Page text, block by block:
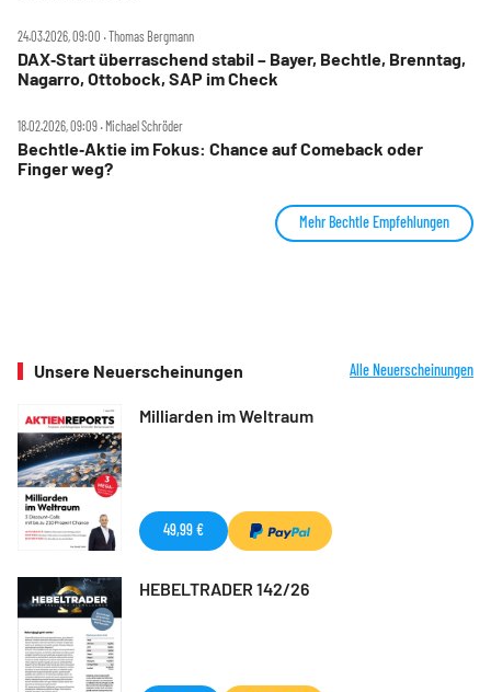
24.03.2026, 09:00 ‧ Thomas Bergmann
DAX‑Start überraschend stabil – Bayer, Bechtle, Brenntag,
Nagarro, Ottobock, SAP im Check
18.02.2026, 09:09 ‧ Michael Schröder
Bechtle‑Aktie im Fokus: Chance auf Comeback oder
Finger weg?
Mehr Bechtle Empfehlungen
Unsere Neuerscheinungen Alle Neuerscheinungen
Milliarden im Weltraum
49,99 €
HEBELTRADER 142/26